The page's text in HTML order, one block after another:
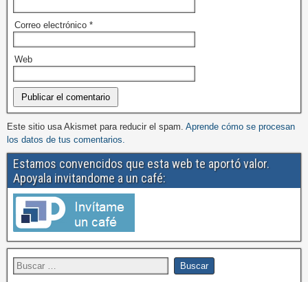
Correo electrónico *
Web
Este sitio usa Akismet para reducir el spam. Aprende cómo se procesan
los datos de tus comentarios.
Estamos convencidos que esta web te aportó valor.
Apoyala invitandome a un café: